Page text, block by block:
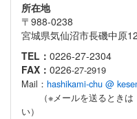
所在地
〒988-0238
宮城県気仙沼市長磯中原
TEL： 0226-27-2304
FAX： 0226-27-2919
Mail： hashikami-chu @
（※メールを送るときは
い）